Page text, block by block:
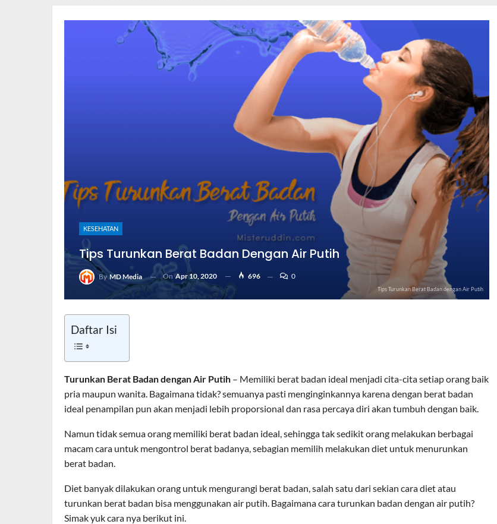
KESEHATAN
Tips Turunkan Berat Badan Dengan Air Putih
By MD Media On Apr 10, 2020 696 0
Tips Turunkan Berat Badan dengan Air Putih
Daftar Isi
Turunkan Berat Badan dengan Air Putih – Memiliki berat badan ideal menjadi cita-cita setiap orang baik
pria maupun wanita. Bagaimana tidak? semuanya pasti menginginkannya karena dengan berat badan
ideal penampilan pun akan menjadi lebih proporsional dan rasa percaya diri akan tumbuh dengan baik.
Namun tidak semua orang memiliki berat badan ideal, sehingga tak sedikit orang melakukan berbagai
macam cara untuk mengontrol berat badanya, sebagian memilih melakukan diet untuk menurunkan
berat badan.
Diet banyak dilakukan orang untuk mengurangi berat badan, salah satu dari sekian cara diet atau
turunkan berat badan bisa menggunakan air putih. Bagaimana cara turunkan badan dengan air putih?
Simak yuk cara nya berikut ini.